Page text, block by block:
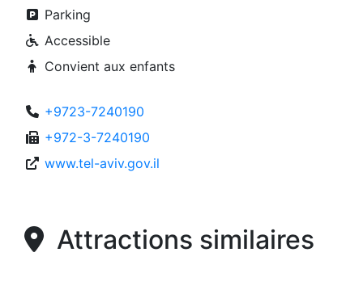
Parking
Accessible
Convient aux enfants
+9723-7240190
+972-3-7240190
www.tel-aviv.gov.il
Attractions similaires